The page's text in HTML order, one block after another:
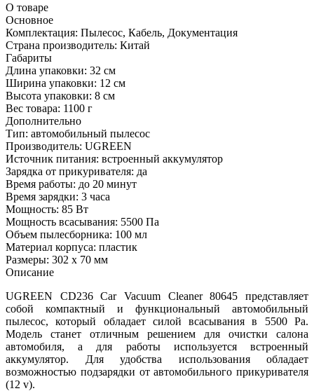
О товаре
Основное
Комплектация: Пылесос, Кабель, Документация
Страна производитель: Китай
Габариты
Длина упаковки: 32 см
Ширина упаковки: 12 см
Высота упаковки: 8 см
Вес товара: 1100 г
Дополнительно
Тип: автомобильный пылесос
Производитель: UGREEN
Источник питания: встроенный аккумулятор
Зарядка от прикуривателя: да
Время работы: до 20 минут
Время зарядки: 3 часа
Мощность: 85 Вт
Мощность всасывания: 5500 Па
Объем пылесборника: 100 мл
Материал корпуса: пластик
Размеры: 302 х 70 мм
Описание
UGREEN CD236 Car Vacuum Cleaner 80645 представляет
собой компактный и функциональный автомобильный
пылесос, который обладает силой всасывания в 5500 Pa.
Модель станет отличным решением для очистки салона
автомобиля, а для работы используется встроенный
аккумулятор. Для удобства использования обладает
возможностью подзарядки от автомобильного прикуривателя
(12 v).